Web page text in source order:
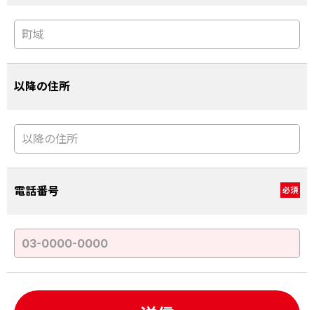
以降の住所
電話番号 必須